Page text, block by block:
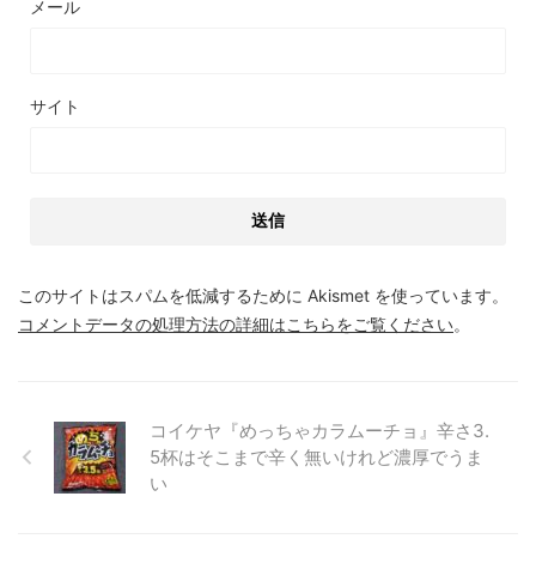
メール
サイト
このサイトはスパムを低減するために Akismet を使っています。
コメントデータの処理方法の詳細はこちらをご覧ください。
コイケヤ『めっちゃカラムーチョ』辛さ3.
5杯はそこまで辛く無いけれど濃厚でうま
い